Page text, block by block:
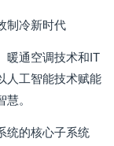
制冷新时代
暖通空调技术和IT
人工智能技术赋能
。
统的核心子系统